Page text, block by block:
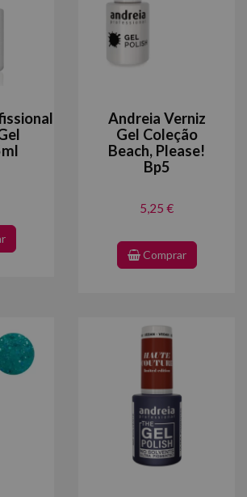
Andreia Verniz
Gel Coleção
Beach, Please!
Bp5
5,25 €
Comprar